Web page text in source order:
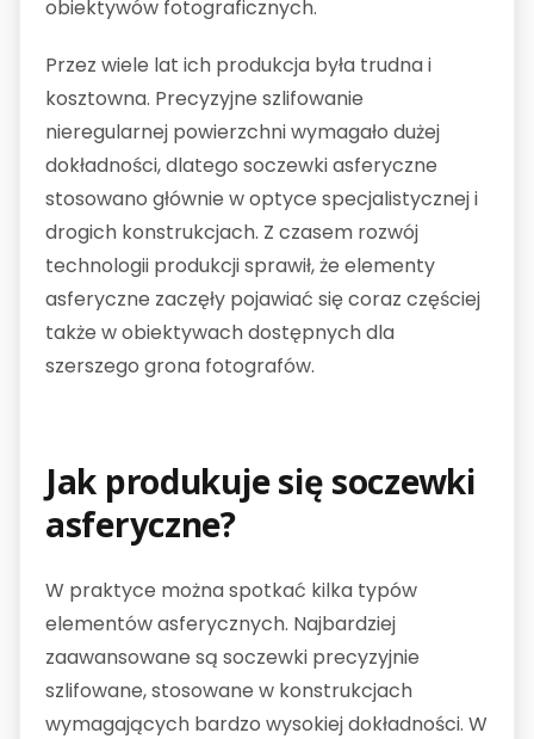
obiektywów fotograficznych.
Przez wiele lat ich produkcja była trudna i
kosztowna. Precyzyjne szlifowanie
nieregularnej powierzchni wymagało dużej
dokładności, dlatego soczewki asferyczne
stosowano głównie w optyce specjalistycznej i
drogich konstrukcjach. Z czasem rozwój
technologii produkcji sprawił, że elementy
asferyczne zaczęły pojawiać się coraz częściej
także w obiektywach dostępnych dla
szerszego grona fotografów.
Jak produkuje się soczewki
asferyczne?
W praktyce można spotkać kilka typów
elementów asferycznych. Najbardziej
zaawansowane są soczewki precyzyjnie
szlifowane, stosowane w konstrukcjach
wymagających bardzo wysokiej dokładności. W